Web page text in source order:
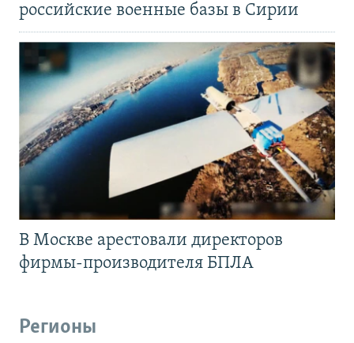
российские военные базы в Сирии
В Москве арестовали директоров
фирмы-производителя БПЛА
Регионы